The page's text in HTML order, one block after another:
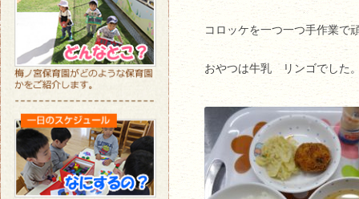
コロッケを一つ一つ手作業で
おやつは牛乳 リンゴでした